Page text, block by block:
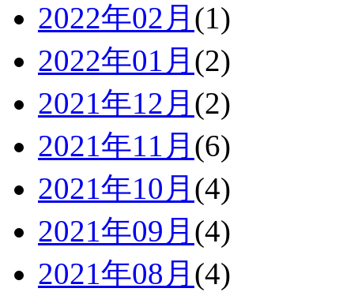
2022年02月 (1)
2022年01月 (2)
2021年12月 (2)
2021年11月 (6)
2021年10月 (4)
2021年09月 (4)
2021年08月 (4)